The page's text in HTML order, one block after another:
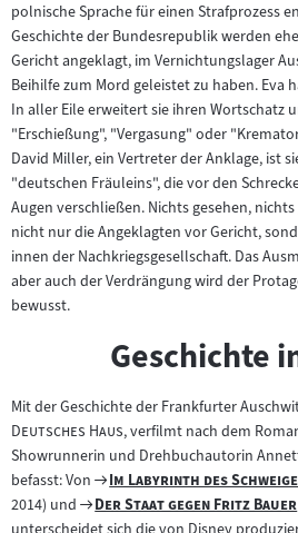
polnische Sprache für einen Strafprozess
Geschichte der Bundesrepublik werden
Gericht angeklagt, im Vernichtungslager
Beihilfe zum Mord geleistet zu haben. Eva
In aller Eile erweitert sie ihren Wortschatz
"Erschießung", "Vergasung" oder
David Miller, ein Vertreter der Anklage, ist
"deutschen Fräuleins", die vor den
Augen verschließen. Nichts gesehen,
nicht nur die Angeklagten vor Gericht,
innen der Nachkriegsgesellschaft. Das
aber auch der Verdrängung wird der
bewusst.
Geschichte
Mit der Geschichte der Frankfurter
Deutsches Haus", verfilmt nach dem
Showrunnerin und Drehbuchautorin
befasst: Von
Zum
Filmarchiv:
"
Im Labyrinth des
2014) und
Zum
Filmarchiv:
"
Der Staat gegen Fritz Bauer